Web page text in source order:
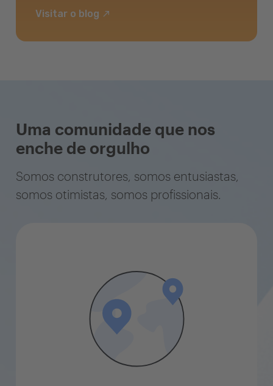
Visitar o blog
Uma comunidade que nos
enche de orgulho
Somos construtores, somos entusiastas,
somos otimistas, somos profissionais.